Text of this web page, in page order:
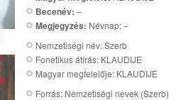
Becenév: –
Megjegyzés: Névnap: –
Nemzetiségi név: Szerb
Fonetikus átírás: KLAUDIJE
Magyar megfelelője: KLAUDIJE
Forrás: Nemzetiségi nevek (Szerb)